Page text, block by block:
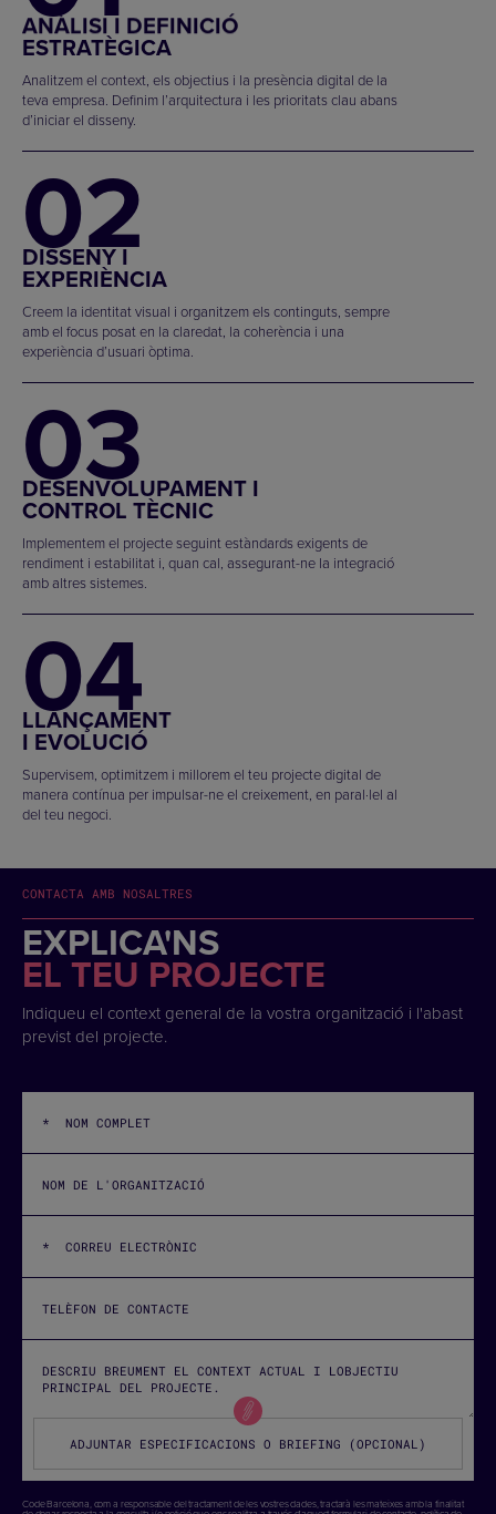
ANÀLISI I DEFINICIÓ
ESTRATÈGICA
Analitzem el context, els objectius i la presència digital de la
teva empresa. Definim l’arquitectura i les prioritats clau abans
d’iniciar el disseny.
02
DISSENY I
EXPERIÈNCIA
Creem la identitat visual i organitzem els continguts, sempre
amb el focus posat en la claredat, la coherència i una
experiència d’usuari òptima.
03
DESENVOLUPAMENT I
CONTROL TÈCNIC
Implementem el projecte seguint estàndards exigents de
rendiment i estabilitat i, quan cal, assegurant-ne la integració
amb altres sistemes.
04
LLANÇAMENT
I EVOLUCIÓ
Supervisem, optimitzem i millorem el teu projecte digital de
manera contínua per impulsar-ne el creixement, en paral·lel al
del teu negoci.
CONTACTA AMB NOSALTRES
EXPLICA'NS
EL TEU PROJECTE
Indiqueu el context general de la vostra organització i l'abast
previst del projecte.
ADJUNTAR ESPECIFICACIONS O BRIEFING (OPCIONAL)
Code Barcelona, ​​com a responsable del tractament de les vostres dades, tractarà les mateixes amb la finalitat